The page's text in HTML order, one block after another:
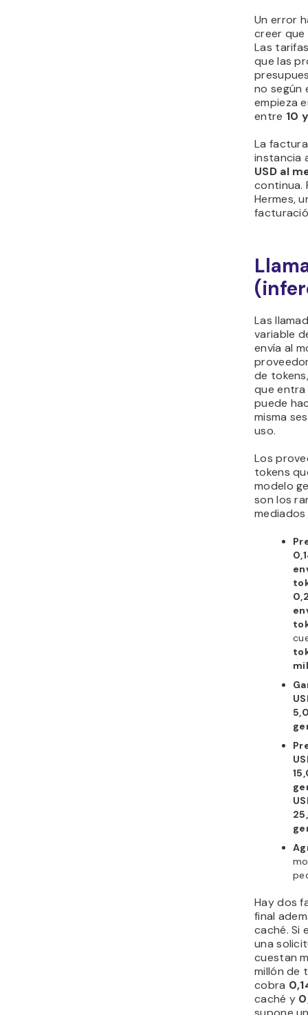
Un error
creer que
Las
que las
no según
empieza
entre 10
La
instancia
USD al
continua.
Hermes,
Las
variable
envía al
de
que entra
puede
misma
uso.
Los
tokens
modelo
son los
Hay dos
final
caché. Si
una
cuestan
millón de
cobra
caché y